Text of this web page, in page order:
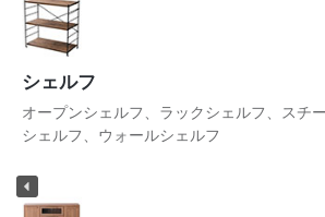
シェルフ
オープンシェルフ、ラックシェルフ、スチ
シェルフ、ウォールシェルフ